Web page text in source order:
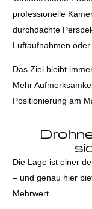
professionelle
durchdachte
Luftaufnahmen
Das Ziel bleibt
Mehr
Positionierung am
Die Lage ist einer
– und genau hier
Mehrwert.